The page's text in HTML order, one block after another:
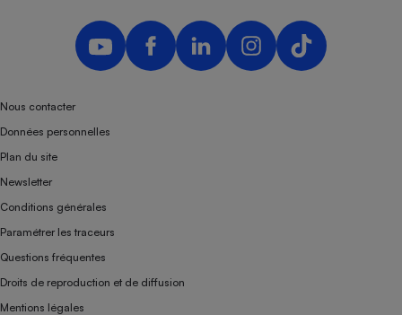
Nous contacter
Données personnelles
Plan du site
Newsletter
Conditions générales
Paramétrer les traceurs
Questions fréquentes
Droits de reproduction et de diffusion
Mentions légales